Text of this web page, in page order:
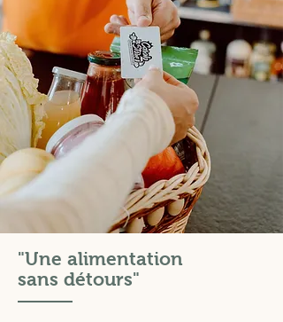
"Une alimentation
sans détours"